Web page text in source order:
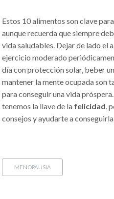
Estos 10 alimentos son clave
aunque recuerda que siempre
vida saludables. Dejar de lado el
ejercicio moderado
día con protección solar, beber
mantener la mente ocupada son
para conseguir una vida
tenemos la llave de la felicidad,
consejos y ayudarte a
MENOPAUSIA